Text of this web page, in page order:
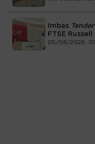
Imbas
FTSE Russell
05/08/2026,